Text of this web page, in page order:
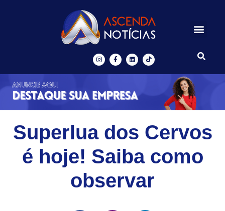
Superlua dos Cervos
é hoje! Saiba como
observar